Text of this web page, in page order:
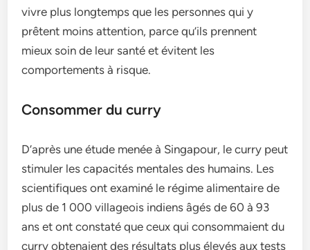
vivre plus longtemps que les personnes qui y
prêtent moins attention, parce qu’ils prennent
mieux soin de leur santé et évitent les
comportements à risque.
Consommer du curry
D’après une étude menée à Singapour, le curry peut
stimuler les capacités mentales des humains. Les
scientifiques ont examiné le régime alimentaire de
plus de 1 000 villageois indiens âgés de 60 à 93
ans et ont constaté que ceux qui consommaient du
curry obtenaient des résultats plus élevés aux tests